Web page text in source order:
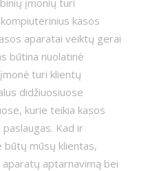
kasos
aparatai veiktų gerai
būtina nuolatinė
turi klientų
didžiuosiuose
kurie teikia kasos
Kad ir
būtų mūsų klientas,
aparatų aptarnavimą bei